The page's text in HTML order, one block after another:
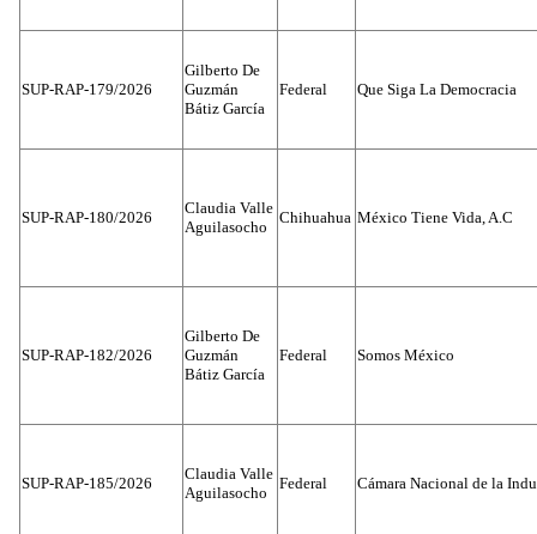
SUP-RAP-179/2026
Gilberto De
Guzmán
Bátiz García
Federal Que Siga La Democracia
SUP-RAP-180/2026
Claudia Valle
Aguilasocho
Chihuahua México Tiene Vida, A.C
SUP-RAP-182/2026
Gilberto De
Guzmán
Bátiz García
Federal Somos México
SUP-RAP-185/2026
Claudia Valle
Aguilasocho
Federal Cámara Nacional de la